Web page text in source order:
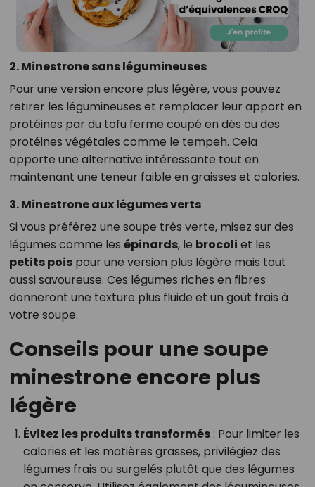
2. Minestrone sans légumineuses
Pour une version encore plus légère, vous pouvez
retirer les légumineuses et remplacer leur apport en
protéines par du tofu ferme coupé en dés ou des
protéines végétales comme le tempeh. Cela
apporte une alternative intéressante tout en
maintenant une teneur faible en graisses et calories.
3. Minestrone aux légumes verts
Si vous préférez une soupe très verte, misez sur des
légumes comme les épinards, le brocoli et les
petits poispour une version plus légère mais tout
aussi savoureuse. Ces légumes riches en fibres
donneront une texture plus fluide et un goût frais à
votre soupe.
Conseils pour une soupe
minestrone encore plus
légère
Évitez les produits transformés: Pour limiter les
calories et les matières grasses, privilégiez des
légumes frais ou surgelés plutôt que des légumes